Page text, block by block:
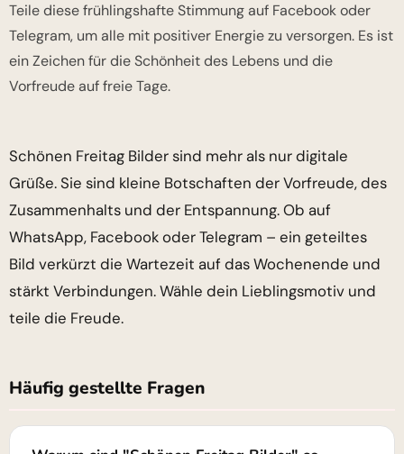
Teile diese frühlingshafte Stimmung auf Facebook oder
Telegram, um alle mit positiver Energie zu versorgen. Es ist
ein Zeichen für die Schönheit des Lebens und die
Vorfreude auf freie Tage.
Schönen Freitag Bilder sind mehr als nur digitale
Grüße. Sie sind kleine Botschaften der Vorfreude, des
Zusammenhalts und der Entspannung. Ob auf
WhatsApp, Facebook oder Telegram – ein geteiltes
Bild verkürzt die Wartezeit auf das Wochenende und
stärkt Verbindungen. Wähle dein Lieblingsmotiv und
teile die Freude.
Häufig gestellte Fragen